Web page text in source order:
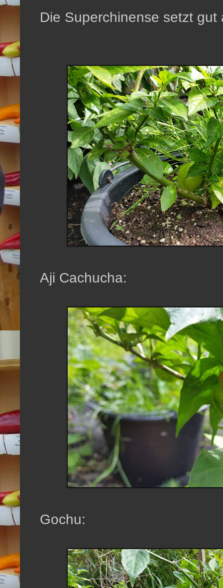
Die Superchinense setzt gut
Aji Cachucha:
Gochu: